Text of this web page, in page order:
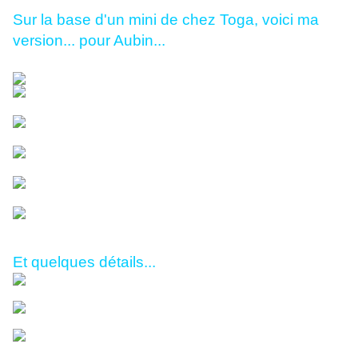
Sur la base d'un mini de chez Toga, voici ma
version... pour Aubin...
Et quelques détails...